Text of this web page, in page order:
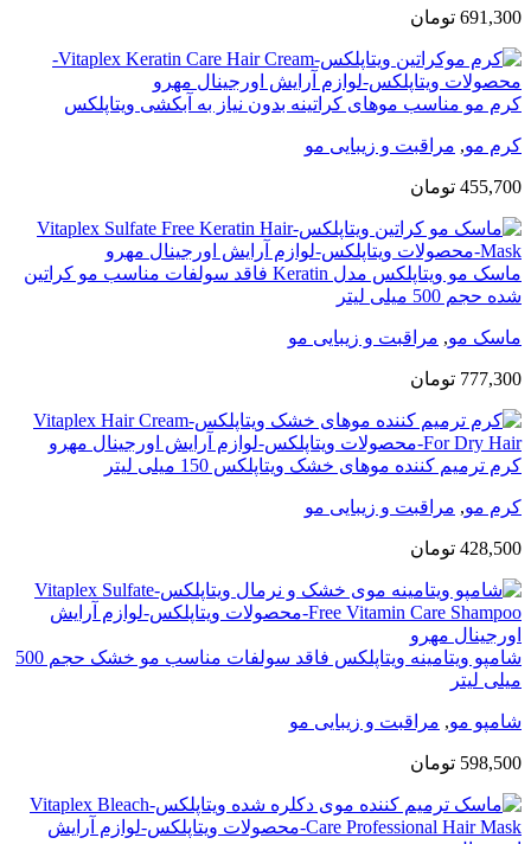
691,300 تومان
کرم مو مناسب موهای کراتینه بدون نیاز به آبکشی ویتاپلکس
کرم مو, مراقبت و زیبایی مو
455,700 تومان
ماسک مو ویتاپلکس مدل Keratin فاقد سولفات مناسب مو کراتین
شده حجم 500 میلی لیتر
ماسک مو, مراقبت و زیبایی مو
777,300 تومان
کرم ترمیم کننده موهای خشک ویتاپلکس 150 میلی لیتر
کرم مو, مراقبت و زیبایی مو
428,500 تومان
شامپو ویتامینه ویتاپلکس فاقد سولفات مناسب مو خشک حجم 500
میلی لیتر
شامپو مو, مراقبت و زیبایی مو
598,500 تومان